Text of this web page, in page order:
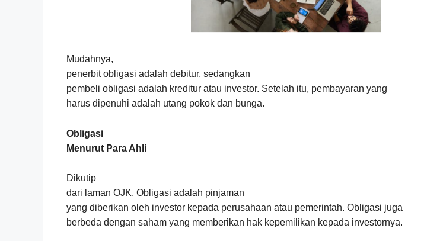
Mudahnya,
penerbit obligasi adalah debitur, sedangkan
pembeli obligasi adalah kreditur atau investor. Setelah itu, pembayaran yang
harus dipenuhi adalah utang pokok dan bunga.
Obligasi
Menurut Para Ahli
Dikutip
dari laman OJK, Obligasi adalah pinjaman
yang diberikan oleh investor kepada perusahaan atau pemerintah. Obligasi juga
berbeda dengan saham yang memberikan hak kepemilikan kepada investornya.